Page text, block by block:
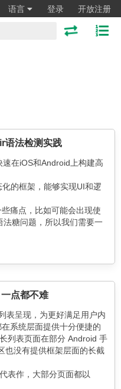
语言 登录 开放注册
语法检测实践
在iOS和Android上构建高
的框架，能够实现UI和逻
痛点，比如可能会出现使
法糖问题，所以我们需要一
点都不难
表呈现，为更好满足用户内
系统层面提供十分便捷的
列表页面在部分 Android 手
也没有提供框架层面的长截
表作，大部分页面都以